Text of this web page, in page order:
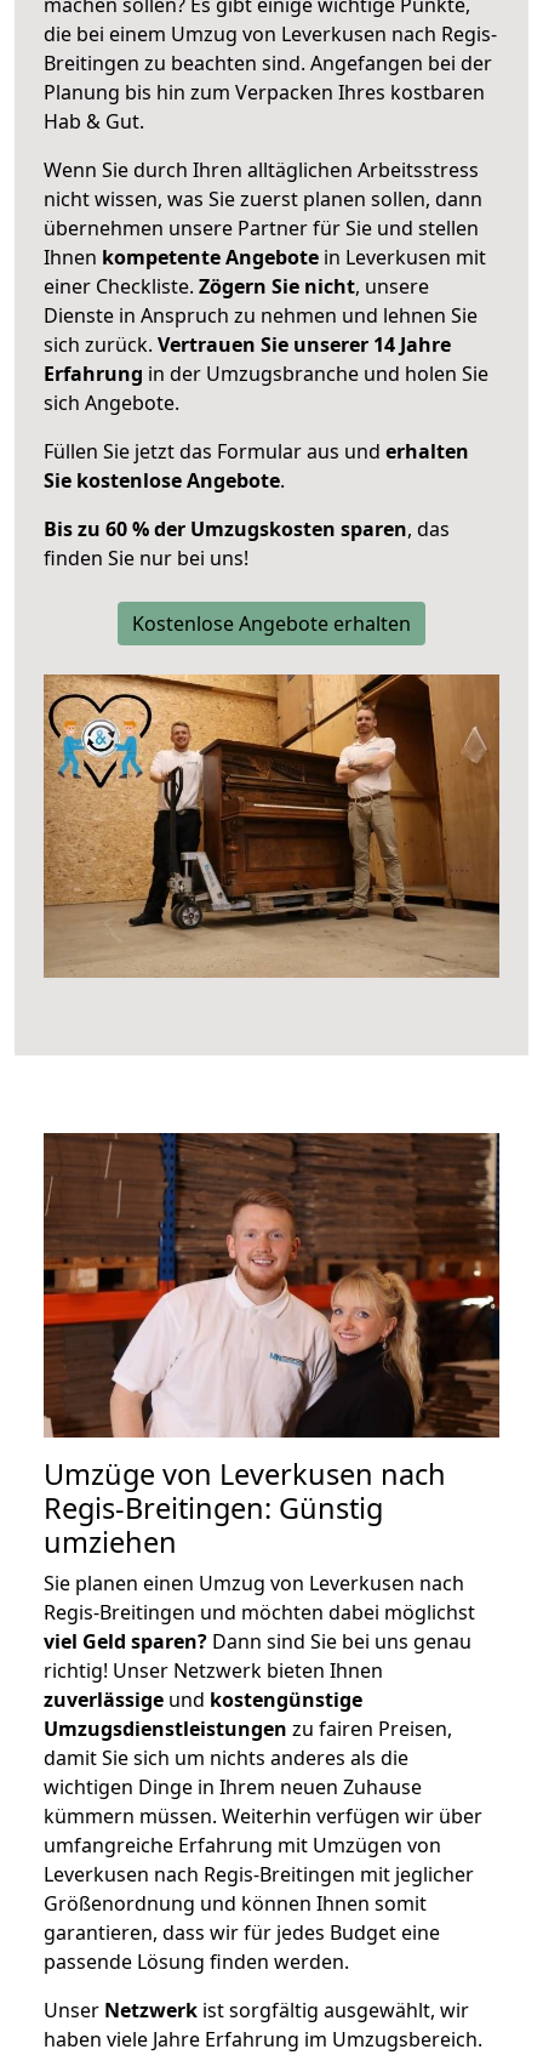
die bei einem Umzug von Leverkusen nach Regis-
Breitingen zu beachten sind. Angefangen bei der
Planung bis hin zum Verpacken Ihres kostbaren
Hab & Gut.
Wenn Sie durch Ihren alltäglichen Arbeitsstress
nicht wissen, was Sie zuerst planen sollen, dann
übernehmen unsere Partner für Sie und stellen
Ihnen kompetente Angebote in Leverkusen mit
einer Checkliste. Zögern Sie nicht, unsere
Dienste in Anspruch zu nehmen und lehnen Sie
sich zurück. Vertrauen Sie unserer 14 Jahre
Erfahrung in der Umzugsbranche und holen Sie
sich Angebote.
Füllen Sie jetzt das Formular aus und erhalten
Sie kostenlose Angebote.
Bis zu 60 % der Umzugskosten sparen, das
finden Sie nur bei uns!
Kostenlose Angebote erhalten
Umzüge von Leverkusen nach
Regis-Breitingen: Günstig
umziehen
Sie planen einen Umzug von Leverkusen nach
Regis-Breitingen und möchten dabei möglichst
viel Geld sparen? Dann sind Sie bei uns genau
richtig! Unser Netzwerk bieten Ihnen
zuverlässige und kostengünstige
Umzugsdienstleistungen zu fairen Preisen,
damit Sie sich um nichts anderes als die
wichtigen Dinge in Ihrem neuen Zuhause
kümmern müssen. Weiterhin verfügen wir über
umfangreiche Erfahrung mit Umzügen von
Leverkusen nach Regis-Breitingen mit jeglicher
Größenordnung und können Ihnen somit
garantieren, dass wir für jedes Budget eine
passende Lösung finden werden.
Unser Netzwerk ist sorgfältig ausgewählt, wir
haben viele Jahre Erfahrung im Umzugsbereich.